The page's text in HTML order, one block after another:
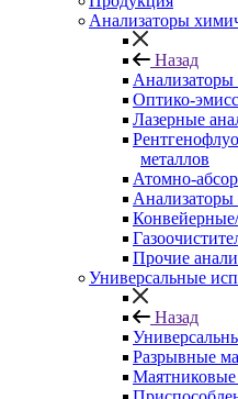
Анализаторы
Назад
Анализаторы
Оптико-
Лазерные
металлов
Атомно-
Анализаторы
Прочие
Универсальные
Назад
Разрывные